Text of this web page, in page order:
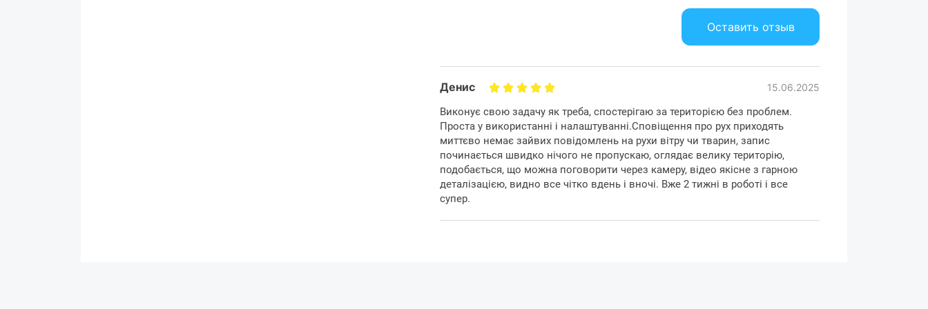
транспортных средств.
Оставить отзыв
Денис 15.06.2025
Виконує свою задачу як треба, спостерігаю за територією без проблем.
Проста у використанні і налаштуванні.Сповіщення про рух приходять
миттєво немає зайвих повідомлень на рухи вітру чи тварин, запис
починається швидко нічого не пропускаю, оглядає велику територію,
подобається, що можна поговорити через камеру, відео якісне з гарною
деталізацією, видно все чітко вдень і вночі. Вже 2 тижні в роботі і все
супер.